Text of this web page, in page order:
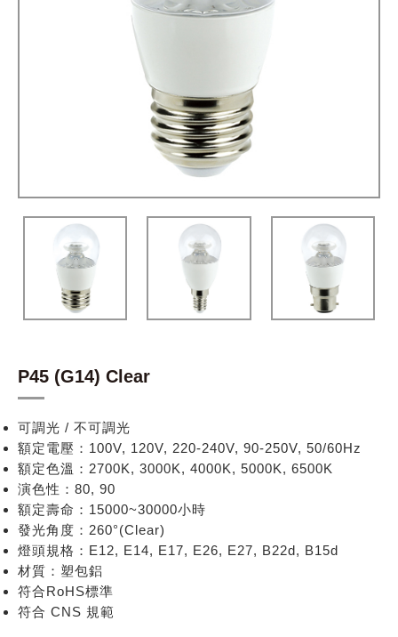
P45 (G14) Clear
可調光 / 不可調光
額定電壓：100V, 120V, 220-240V, 90-250V, 50/60Hz
額定色溫：2700K, 3000K, 4000K, 5000K, 6500K
演色性：80, 90
額定壽命：15000~30000小時
發光角度：260°(Clear)
燈頭規格：E12, E14, E17, E26, E27, B22d, B15d
材質：塑包鋁
符合RoHS標準
符合 CNS 規範